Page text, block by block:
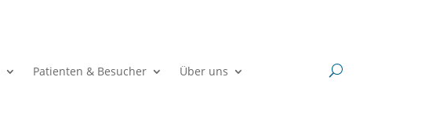
Patienten & Besucher Über uns